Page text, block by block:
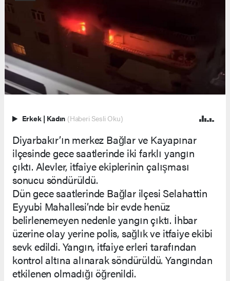
Erkek | Kadın (Haberi Sesli Oku)
Diyarbakır’ın merkez Bağlar ve Kayapınar
ilçesinde gece saatlerinde iki farklı yangın
çıktı. Alevler, itfaiye ekiplerinin çalışması
sonucu söndürüldü.
Dün gece saatlerinde Bağlar ilçesi Selahattin
Eyyubi Mahallesi’nde bir evde henüz
belirlenemeyen nedenle yangın çıktı. İhbar
üzerine olay yerine polis, sağlık ve itfaiye ekibi
sevk edildi. Yangın, itfaiye erleri tarafından
kontrol altına alınarak söndürüldü. Yangından
etkilenen olmadığı öğrenildi.